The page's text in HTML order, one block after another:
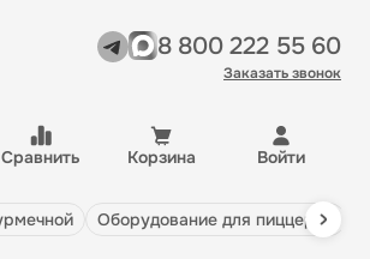
8 800 222 55 60
Заказать звонок
Сравнить Корзина Войти
оборудование для пиццерии